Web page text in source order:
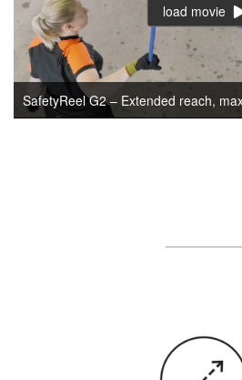
load movie
SafetyReel G2 – Extended reach,